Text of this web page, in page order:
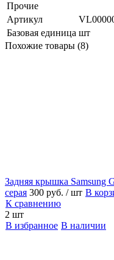
Прочие
Артикул
Базовая единица шт
Похожие товары (8)
Задняя крышка Samsung
серая 300 руб. / шт В
К сравнению
2 шт
В избранное В наличии